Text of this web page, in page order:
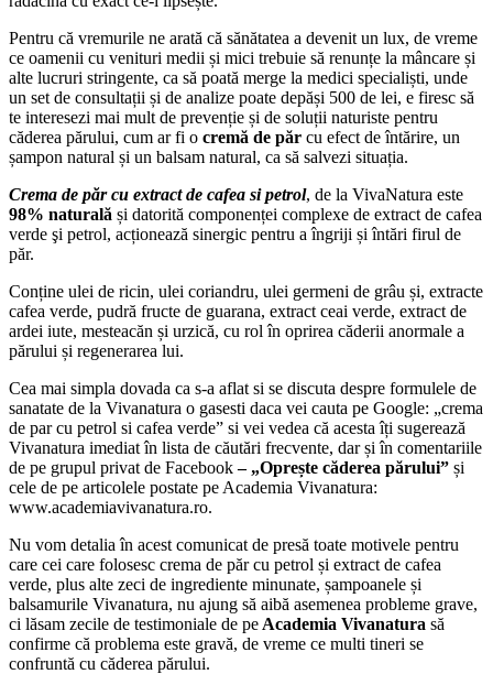
Pentru că vremurile ne arată că sănătatea a devenit un lux, de vreme
ce oamenii cu venituri medii și mici trebuie să renunțe la mâncare și
alte lucruri stringente, ca să poată merge la medici specialiști, unde
un set de consultații și de analize poate depăși 500 de lei, e firesc să
te interesezi mai mult de prevenție și de soluții naturiste pentru
căderea părului, cum ar fi o cremă de păr cu efect de întărire, un
șampon natural și un balsam natural, ca să salvezi situația.
Crema de păr cu extract de cafea si petrol, de la VivaNatura este
98% naturală și datorită componenței complexe de extract de cafea
verde şi petrol, acționează sinergic pentru a îngriji și întări firul de
păr.
Conține ulei de ricin, ulei coriandru, ulei germeni de grâu și, extracte
cafea verde, pudră fructe de guarana, extract ceai verde, extract de
ardei iute, mesteacăn și urzică, cu rol în oprirea căderii anormale a
părului și regenerarea lui.
Cea mai simpla dovada ca s-a aflat si se discuta despre formulele de
sanatate de la Vivanatura o gasesti daca vei cauta pe Google: „crema
de par cu petrol si cafea verde” si vei vedea că acesta îți sugerează
Vivanatura imediat în lista de căutări frecvente, dar și în comentariile
de pe grupul privat de Facebook– „Oprește căderea părului” și
cele de pe articolele postate pe Academia Vivanatura:
www.academiavivanatura.ro.
Nu vom detalia în acest comunicat de presă toate motivele pentru
care cei care folosesc crema de păr cu petrol și extract de cafea
verde, plus alte zeci de ingrediente minunate, șampoanele și
balsamurile Vivanatura, nu ajung să aibă asemenea probleme grave,
ci lăsam zecile de testimoniale de pe Academia Vivanatura să
confirme că problema este gravă, de vreme ce multi tineri se
confruntă cu căderea părului.